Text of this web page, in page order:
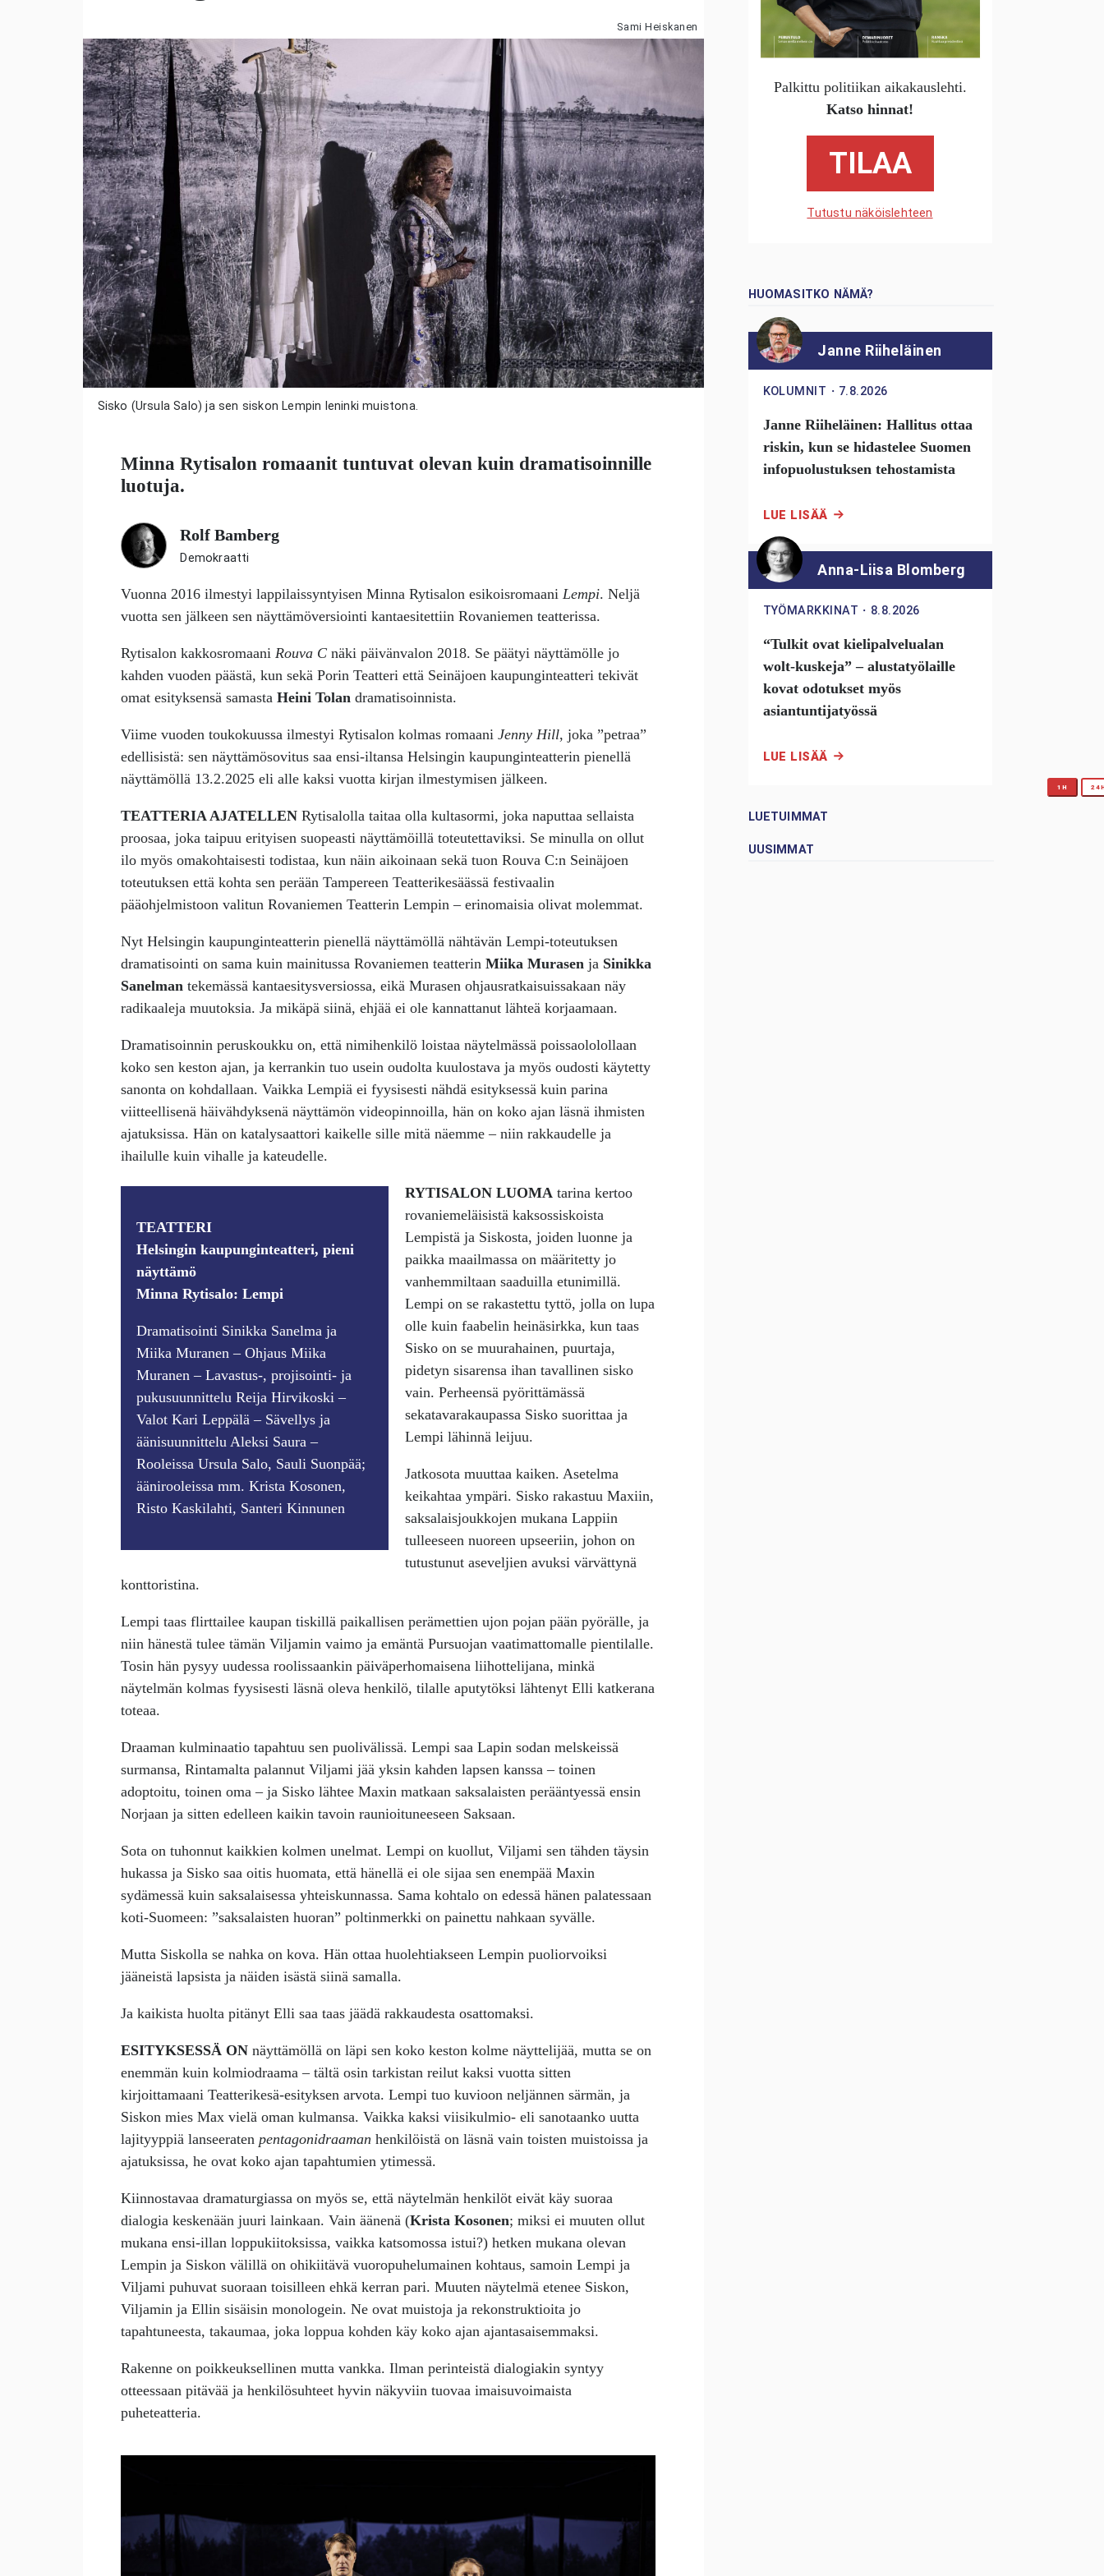
Sami Heiskanen
Sisko (Ursula Salo) ja sen siskon Lempin leninki muistona.
Minna Rytisalon romaanit tuntuvat olevan kuin dramatisoinnille
luotuja.
Rolf Bamberg
Demokraatti
Vuonna 2016 ilmestyi lappilaissyntyisen Minna Rytisalon esikoisromaaniLempi. Neljä
vuotta sen jälkeen sen näyttämöversiointi kantaesitettiin Rovaniemen teatterissa.
Rytisalon kakkosromaaniRouva C näki päivänvalon 2018. Se päätyi näyttämölle jo
kahden vuoden päästä, kun sekä Porin Teatteri että Seinäjoen kaupunginteatteri tekivät
omat esityksensä samastaHeini Tolan dramatisoinnista.
Viime vuoden toukokuussa ilmestyi Rytisalon kolmas romaaniJenny Hill, joka ”petraa”
edellisistä: sen näyttämösovitus saa ensi-iltansa Helsingin kaupunginteatterin pienellä
näyttämöllä 13.2.2025 eli alle kaksi vuotta kirjan ilmestymisen jälkeen.
TEATTERIA AJATELLEN Rytisalolla taitaa olla kultasormi, joka naputtaa sellaista
proosaa, joka taipuu erityisen suopeasti näyttämöillä toteutettaviksi. Se minulla on ollut
ilo myös omakohtaisesti todistaa, kun näin aikoinaan sekä tuon Rouva C:n Seinäjoen
toteutuksen että kohta sen perään Tampereen Teatterikesäässä festivaalin
pääohjelmistoon valitun Rovaniemen Teatterin Lempin – erinomaisia olivat molemmat.
Nyt Helsingin kaupunginteatterin pienellä näyttämöllä nähtävän Lempi-toteutuksen
dramatisointi on sama kuin mainitussa Rovaniemen teatterinMiika Murasen ja Sinikka
Sanelman tekemässä kantaesitysversiossa, eikä Murasen ohjausratkaisuissakaan näy
radikaaleja muutoksia. Ja mikäpä siinä, ehjää ei ole kannattanut lähteä korjaamaan.
Dramatisoinnin peruskoukku on, että nimihenkilö loistaa näytelmässä poissaololollaan
koko sen keston ajan, ja kerrankin tuo usein oudolta kuulostava ja myös oudosti käytetty
sanonta on kohdallaan. Vaikka Lempiä ei fyysisesti nähdä esityksessä kuin parina
viitteellisenä häivähdyksenä näyttämön videopinnoilla, hän on koko ajan läsnä ihmisten
ajatuksissa. Hän on katalysaattori kaikelle sille mitä näemme – niin rakkaudelle ja
ihailulle kuin vihalle ja kateudelle.
TEATTERI
Helsingin kaupunginteatteri, pieni
näyttämö
Minna Rytisalo: Lempi
Dramatisointi Sinikka Sanelma ja
Miika Muranen – Ohjaus Miika
Muranen – Lavastus-, projisointi- ja
pukusuunnittelu Reija Hirvikoski –
Valot Kari Leppälä – Sävellys ja
äänisuunnittelu Aleksi Saura –
Rooleissa Ursula Salo, Sauli Suonpää;
äänirooleissa mm. Krista Kosonen,
Risto Kaskilahti, Santeri Kinnunen
RYTISALON LUOMAtarina kertoo
rovaniemeläisistä kaksossiskoista
Lempistä ja Siskosta, joiden luonne ja
paikka maailmassa on määritetty jo
vanhemmiltaan saaduilla etunimillä.
Lempi on se rakastettu tyttö, jolla on lupa
olle kuin faabelin heinäsirkka, kun taas
Sisko on se muurahainen, puurtaja,
pidetyn sisarensa ihan tavallinen sisko
vain. Perheensä pyörittämässä
sekatavarakaupassa Sisko suorittaa ja
Lempi lähinnä leijuu.
Jatkosota muuttaa kaiken. Asetelma
keikahtaa ympäri. Sisko rakastuu Maxiin,
saksalaisjoukkojen mukana Lappiin
tulleeseen nuoreen upseeriin, johon on
tutustunut aseveljien avuksi värvättynä
konttoristina.
Lempi taas flirttailee kaupan tiskillä paikallisen perämettien ujon pojan pään pyörälle, ja
niin hänestä tulee tämän Viljamin vaimo ja emäntä Pursuojan vaatimattomalle pientilalle.
Tosin hän pysyy uudessa roolissaankin päiväperhomaisena liihottelijana, minkä
näytelmän kolmas fyysisesti läsnä oleva henkilö, tilalle aputytöksi lähtenyt Elli katkerana
toteaa.
Draaman kulminaatio tapahtuu sen puolivälissä. Lempi saa Lapin sodan melskeissä
surmansa, Rintamalta palannut Viljami jää yksin kahden lapsen kanssa – toinen
adoptoitu, toinen oma – ja Sisko lähtee Maxin matkaan saksalaisten perääntyessä ensin
Norjaan ja sitten edelleen kaikin tavoin raunioituneeseen Saksaan.
Sota on tuhonnut kaikkien kolmen unelmat. Lempi on kuollut, Viljami sen tähden täysin
hukassa ja Sisko saa oitis huomata, että hänellä ei ole sijaa sen enempää Maxin
sydämessä kuin saksalaisessa yhteiskunnassa. Sama kohtalo on edessä hänen palatessaan
koti-Suomeen: ”saksalaisten huoran” poltinmerkki on painettu nahkaan syvälle.
Mutta Siskolla se nahka on kova. Hän ottaa huolehtiakseen Lempin puoliorvoiksi
jääneistä lapsista ja näiden isästä siinä samalla.
Ja kaikista huolta pitänyt Elli saa taas jäädä rakkaudesta osattomaksi.
ESITYKSESSÄ ON näyttämöllä on läpi sen koko keston kolme näyttelijää, mutta se on
enemmän kuin kolmiodraama – tältä osin tarkistan reilut kaksi vuotta sitten
kirjoittamaani Teatterikesä-esityksen arvota. Lempi tuo kuvioon neljännen särmän, ja
Siskon mies Max vielä oman kulmansa. Vaikka kaksi viisikulmio- eli sanotaanko uutta
lajityyppiä lanseeratenpentagonidraaman henkilöistä on läsnä vain toisten muistoissa ja
ajatuksissa, he ovat koko ajan tapahtumien ytimessä.
Kiinnostavaa dramaturgiassa on myös se, että näytelmän henkilöt eivät käy suoraa
dialogia keskenään juuri lainkaan. Vain äänenä (Krista Kosonen; miksi ei muuten ollut
mukana ensi-illan loppukiitoksissa, vaikka katsomossa istui?) hetken mukana olevan
Lempin ja Siskon välillä on ohikiitävä vuoropuhelumainen kohtaus, samoin Lempi ja
Viljami puhuvat suoraan toisilleen ehkä kerran pari. Muuten näytelmä etenee Siskon,
Viljamin ja Ellin sisäisin monologein. Ne ovat muistoja ja rekonstruktioita jo
tapahtuneesta, takaumaa, joka loppua kohden käy koko ajan ajantasaisemmaksi.
Rakenne on poikkeuksellinen mutta vankka. Ilman perinteistä dialogiakin syntyy
otteessaan pitävää ja henkilösuhteet hyvin näkyviin tuovaa imaisuvoimaista
puheteatteria.
Palkittu politiikan aikakauslehti.
Katso hinnat!
TILAA
Tutustu näköislehteen
HUOMASITKO NÄMÄ?
Janne Riiheläinen
KOLUMNIT ・ 7.8.2026
Janne Riiheläinen: Hallitus ottaa
riskin, kun se hidastelee Suomen
infopuolustuksen tehostamista
LUE LISÄÄ
Anna-Liisa Blomberg
TYÖMARKKINAT ・ 8.8.2026
“Tulkit ovat kielipalvelualan
wolt-kuskeja” – alustatyölaille
kovat odotukset myös
asiantuntijatyössä
LUE LISÄÄ
LUETUIMMAT
1H
UUSIMMAT